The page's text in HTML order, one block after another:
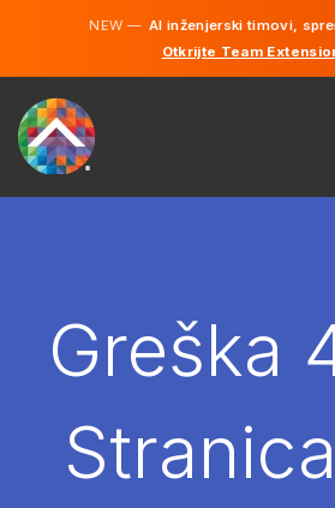
NEW —AI inženjerski timovi,
Otkrijte Team
NAJAMGreška